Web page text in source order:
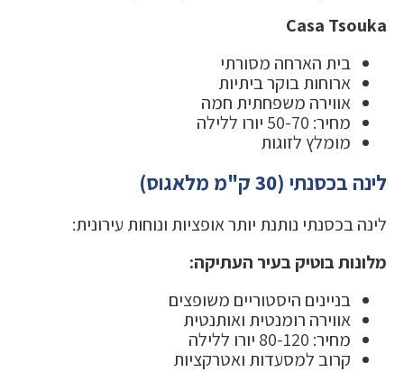
Casa Tsouka
בית הארחה מסורתי
ארוחות בוקר ביתיות
אווירה משפחתית חמה
מחיר: 50-70 יורו ללילה
מומלץ לזוגות
לינה בכסנתי (30 ק"מ מלאגוס)
לינה בכסנתי נותנת יותר אופציות ונוחות עירונית:
מלונות בוטיק בעיר העתיקה:
בניינים היסטוריים משופצים
אווירה רומנטית ואותנטית
מחיר: 80-120 יורו ללילה
קרוב למסעדות ואטרקציות